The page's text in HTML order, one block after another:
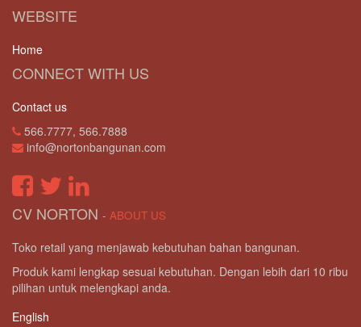
WEBSITE
Home
CONNECT WITH US
Contact us
566.7777, 566.7888
info@nortonbangunan.com
CV NORTON - ABOUT US
Toko retail yang menjawab kebutuhan bahan bangunan.
Produk kami lengkap sesuai kebutuhan. Dengan lebih dari 10 ribu
pilihan untuk melengkapi anda.
English